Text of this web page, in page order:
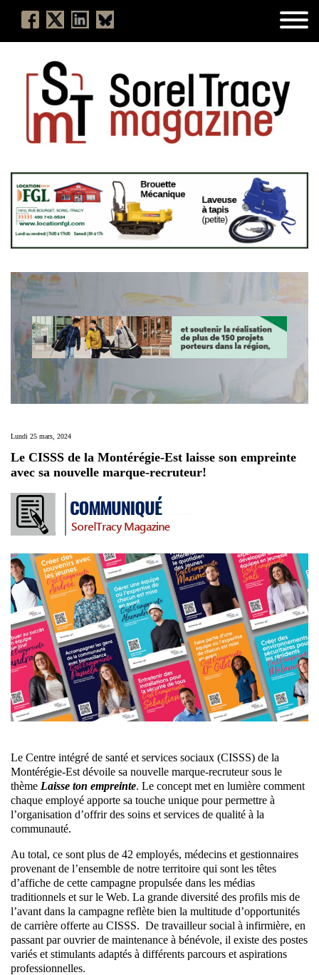
Lundi 25 mars, 2024
Le CISSS de la Montérégie-Est laisse son empreinte
avec sa nouvelle marque-recruteur!
Le Centre intégré de santé et services sociaux (CISSS) de la
Montérégie-Est dévoile sa nouvelle marque-recruteur sous le
thème Laisse ton empreinte. Le concept met en lumière comment
chaque employé apporte sa touche unique pour permettre à
l’organisation d’offrir des soins et services de qualité à la
communauté.
Au total, ce sont plus de 42 employés, médecins et gestionnaires
provenant de l’ensemble de notre territoire qui sont les têtes
d’affiche de cette campagne propulsée dans les médias
traditionnels et sur le Web. La grande diversité des profils mis de
l’avant dans la campagne reflète bien la multitude d’opportunités
de carrière offerte au CISSS. De travailleur social à infirmière, en
passant par ouvrier de maintenance à bénévole, il existe des postes
variés et stimulants adaptés à différents parcours et aspirations
professionnelles.